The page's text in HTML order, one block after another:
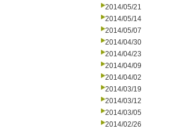
2014/05/21
2014/05/14
2014/05/07
2014/04/30
2014/04/23
2014/04/09
2014/04/02
2014/03/19
2014/03/12
2014/03/05
2014/02/26